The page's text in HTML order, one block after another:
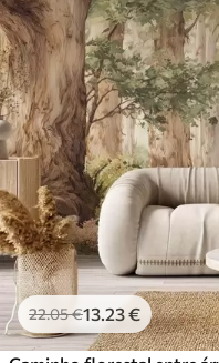
22.05€13 .23€